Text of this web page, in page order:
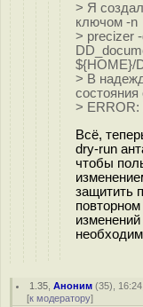
> Я
ключом -n
> precizer
${HOME}/
> В
> ERROR:
Всё,
dry-run
чтобы
защитить
1.35 ,Аноним (35),
[к модератору]